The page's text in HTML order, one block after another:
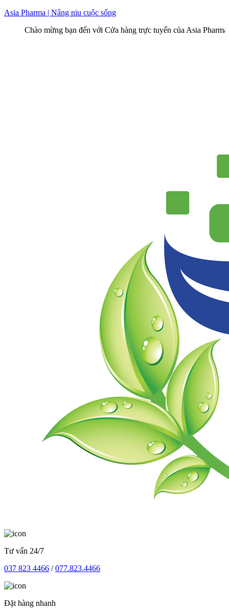
Skip
content
Asia Pharma | Nâng niu cuộc sống
mừng bạn đến với Cửa hàng trực tuyến của Asia Pharma
Tư vấn 24/7
037 823 4466 /077.823.4466
Đặt hàng nhanh